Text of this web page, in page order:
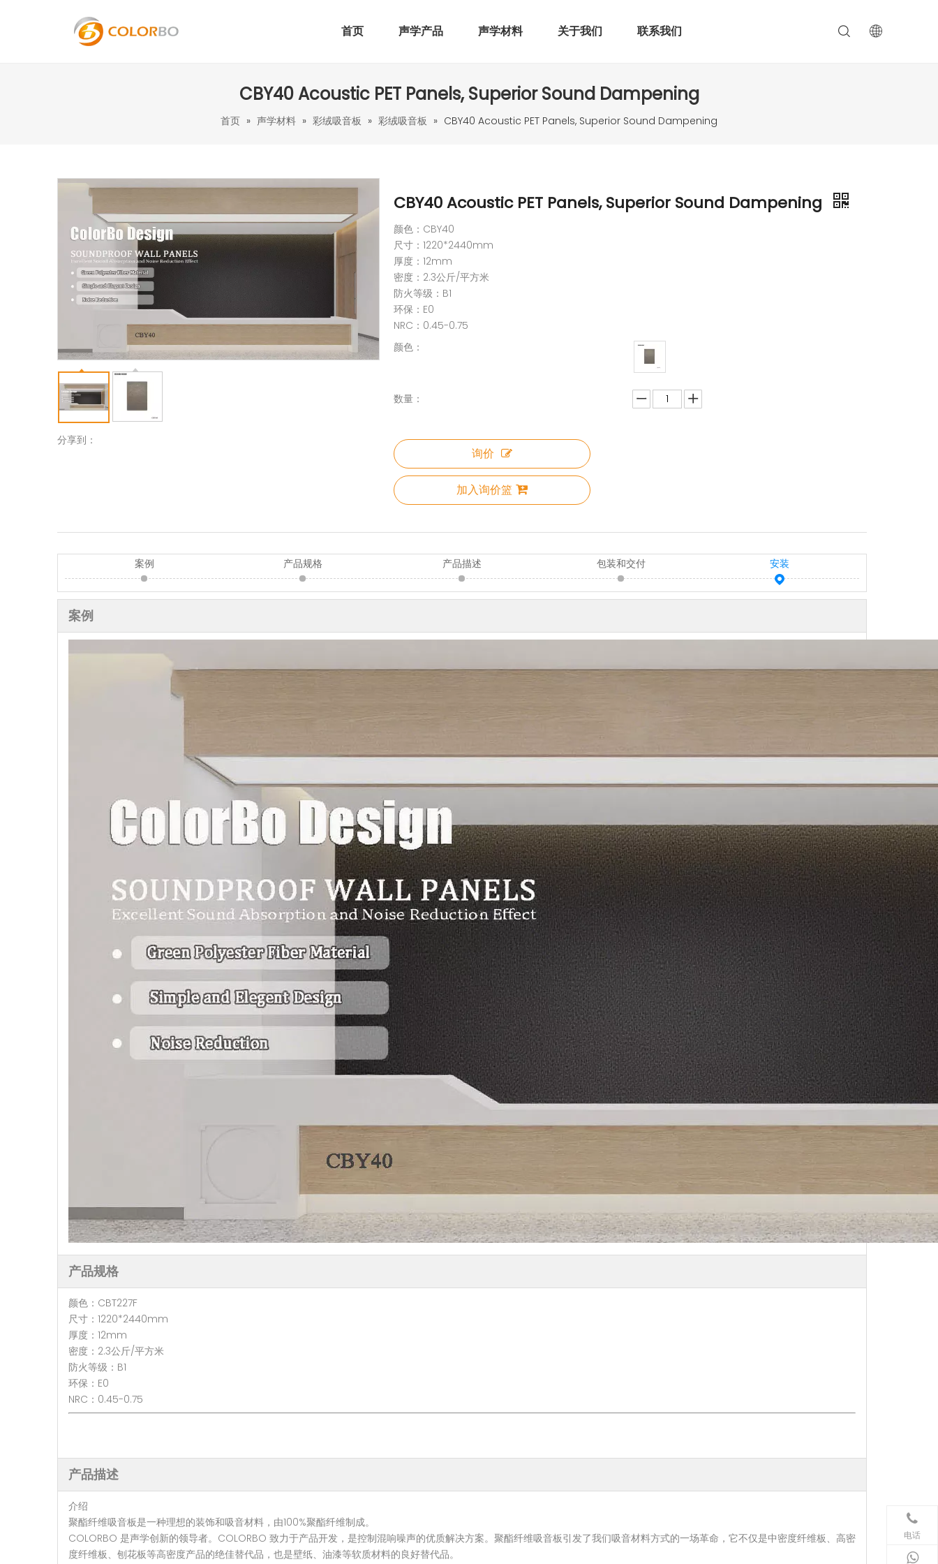
首页 声学产品 声学材料 关于我们 联系我们
CBY40 Acoustic PET Panels, Superior Sound Dampening
首页 » 声学材料 » 彩绒吸音板 » 彩绒吸音板 » CBY40 Acoustic PET Panels, Superior Sound Dampening
分享到：
CBY40 Acoustic PET Panels, Superior Sound Dampening
颜色：CBY40
尺寸：1220*2440mm
厚度：12mm
密度：2.3公斤/平方米
防火等级：B1
环保：E0
NRC：0.45-0.75
颜色：
数量：
询价
加入询价篮
案例 产品规格 产品描述 包装和交付 安装
案例
产品规格
颜色：CBT227F
尺寸：1220*2440mm
厚度：12mm
密度：2.3公斤/平方米
防火等级：B1
环保：E0
NRC：0.45-0.75
产品描述
介绍
聚酯纤维吸音板是一种理想的装饰和吸音材料，由100%聚酯纤维制成。
COLORBO 是声学创新的领导者。COLORBO 致力于产品开发，是控制混响噪声的优质解决方案。聚酯纤维吸音板引发了我们吸音材料方式的一场革命，它不仅是中密度纤维板、高密
度纤维板、刨花板等高密度产品的绝佳替代品，也是壁纸、油漆等软质材料的良好替代品。
电话